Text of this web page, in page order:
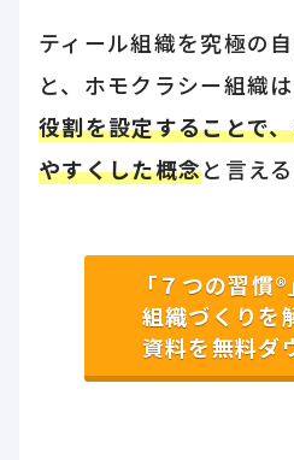
ティール組織を究極の
と、ホモクラシー組織
役割を設定することで
やすくした概念と言え
「７つの習慣
組織づくりを
資料を無料ダ